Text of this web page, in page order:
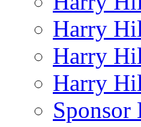
Harry
Harry
Harry
Sponsor